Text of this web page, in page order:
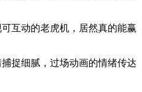
互动的老虎机，居然真的能赢
捉细腻，过场动画的情绪传达